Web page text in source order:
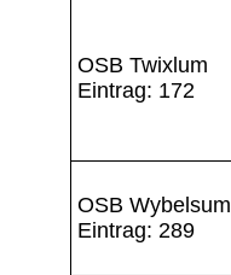
OSB Twixlum
Eintrag: 172
OSB Wybelsum
Eintrag: 289